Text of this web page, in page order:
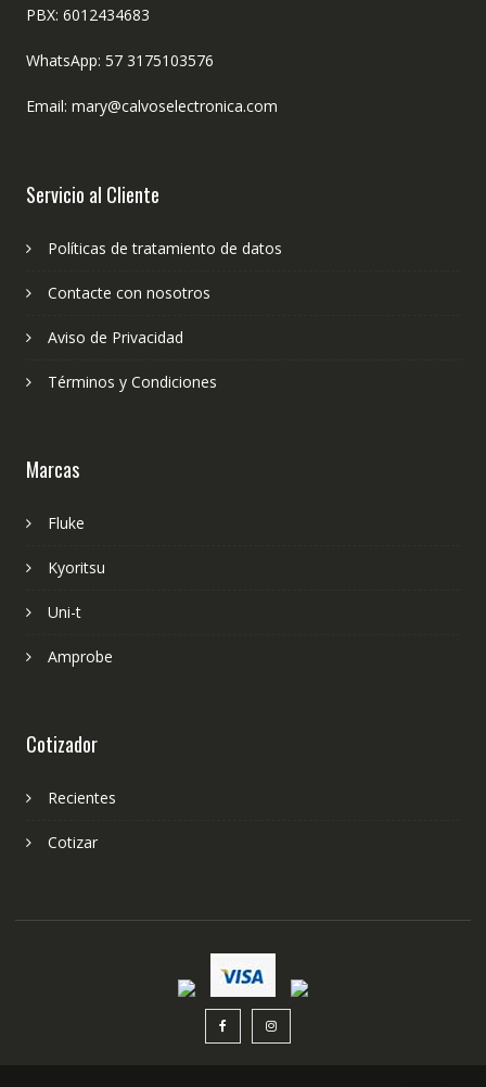
PBX: 6012434683
WhatsApp: 57 3175103576
Email: mary@calvoselectronica.com
Servicio al Cliente
Políticas de tratamiento de datos
Contacte con nosotros
Aviso de Privacidad
Términos y Condiciones
Marcas
Fluke
Kyoritsu
Uni-t
Amprobe
Cotizador
Recientes
Cotizar